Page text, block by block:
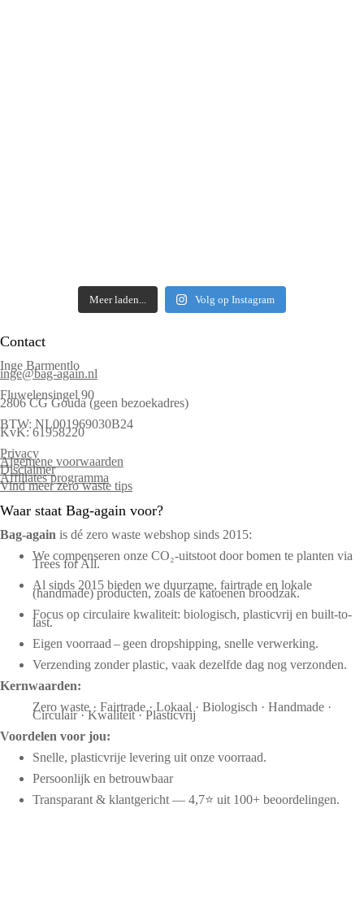
Meer laden... Volg op Instagram
Contact
Inge Barmentlo
inge@bag-again.nl
Fluwelensingel 90
2806 CG Gouda (geen bezoekadres)
BTW: NL001969030B24
KvK: 61958220
Privacy
Algemene voorwaarden
Disclaimer
Affiliates programma
Vind meer zero waste tips
Waar staat Bag-again voor?
Bag‑again is dé zero waste webshop sinds 2015:
We compenseren onze CO₂-uitstoot door bomen te planten via
Trees for All.
Al sinds 2015 bieden we duurzame, fairtrade en lokale
(handmade) producten, zoals de katoenen broodzak.
Focus op circulaire kwaliteit: biologisch, plasticvrij en built-to-
last.
Eigen voorraad – geen dropshipping, snelle verwerking.
Verzending zonder plastic, vaak dezelfde dag nog verzonden.
Kernwaarden:
Zero waste · Fairtrade · Lokaal · Biologisch · Handmade ·
Circulair · Kwaliteit · Plasticvrij
Voordelen voor jou:
Snelle, plasticvrije levering uit onze voorraad.
Persoonlijk en betrouwbaar
Transparant & klantgericht — 4,7⭐ uit 100+ beoordelingen.